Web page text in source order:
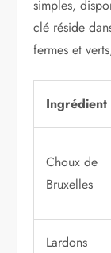
simples,
clé réside
fermes et
Ingrédient
Choux de
Bruxelles
Lardons